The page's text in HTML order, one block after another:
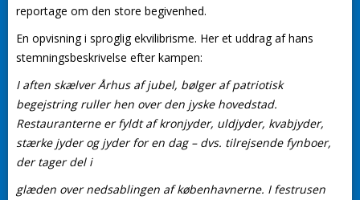
reportage om den store begivenhed.
En opvisning i sproglig ekvilibrisme. Her et uddrag af hans
stemningsbeskrivelse efter kampen:
I aften skælver Århus af jubel, bølger af patriotisk
begejstring ruller hen over den jyske hovedstad.
Restauranterne er fyldt af kronjyder, uldjyder, kvabjyder,
stærke jyder og jyder for en dag – dvs. tilrejsende fynboer,
der tager del i
glæden over nedsablingen af københavnerne. I festrusen